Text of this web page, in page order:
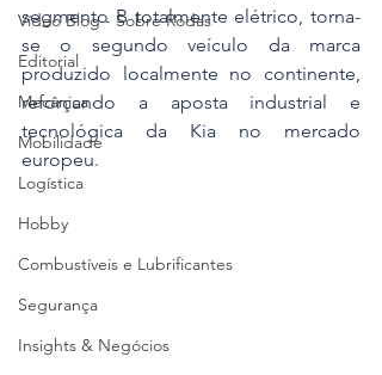
Vídeo Blog - Sobre Rodas
Editorial
Mecânica
Mobilidade
Logística
Hobby
Combustíveis e Lubrificantes
Segurança
Insights & Negócios
segmento B totalmente elétrico, torna-
se o segundo veículo da marca
produzido localmente no continente,
reforçando a aposta industrial e
tecnológica da Kia no mercado
europeu.